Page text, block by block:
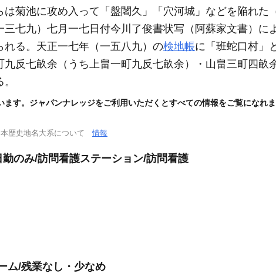
は菊池に攻め入って「盤闍久」「穴河城」などを陥れた
三七九） 七月一七日付今川了俊書状写 （阿蘇家文書） に
れる。天正一七年 （一五八九） の検地帳に「班蛇口村」
九反七畝余 （うち上畠一町九反七畝余）
・山畠三町四畝
ます。ジャパンナレッジをご利用いただくとすべての情報をご覧になれ
本歴史地名大系について情報
勤のみ/訪問看護ステーション/訪問看護
ム/残業なし・少なめ